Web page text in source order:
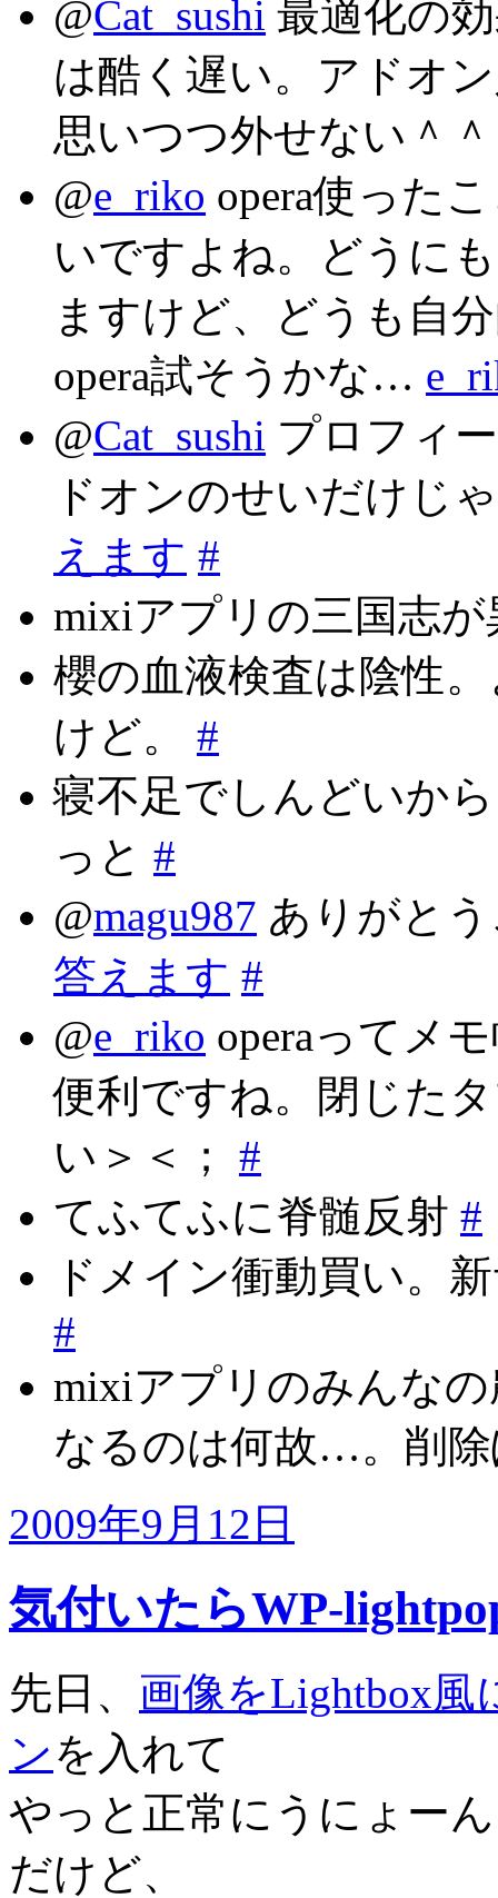
@Cat_sushi 最適化の
は酷く遅い。アドオ
思いつつ外せない＾
@e_riko opera使った
いですよね。どうに
ますけど、どうも自
opera試そうかな…
@Cat_sushi プロフィ
ドオンのせいだけじ
えます #
mixiアプリの三国志
櫻の血液検査は陰性
けど。 #
寝不足でしんどいか
っと #
@magu987 ありがと
答えます #
@e_riko operaってメ
便利ですね。閉じた
い＞＜； #
てふてふに脊髄反射 #
ドメイン衝動買い。
#
mixiアプリのみんな
なるのは何故…。削
2009年9月12日
気付いたらWP-
先日、 画像をLightbox風
ンを入れて
やっと正常にうにょー
だけど、